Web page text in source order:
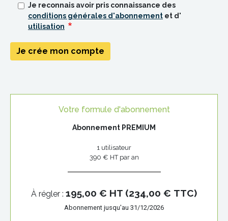
Je reconnais avoir pris connaissance des
conditions générales d'abonnement et d'
utilisation
Je crée mon compte
Votre formule d'abonnement
Abonnement PREMIUM
1 utilisateur
390 € HT par an
À régler : 195,00 € HT (234,00 € TTC)
Abonnement jusqu'au 31/12/2026